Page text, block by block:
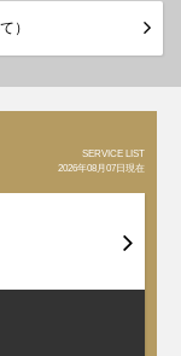
）
SERVICE LIST
2026年08月07日現在